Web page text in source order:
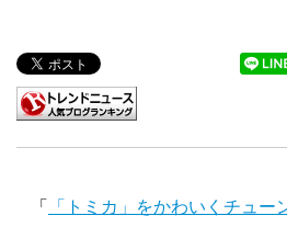
「
「トミカ」をかわいくチュ